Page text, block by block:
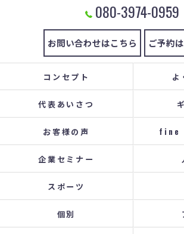
080-3974-0959
お問い合わせはこちら ご予約
コンセプト よ
代表あいさつ
お客様の声 fine
企業セミナー
スポーツ
個別